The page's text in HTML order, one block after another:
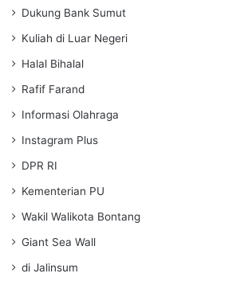
Dukung Bank Sumut
Kuliah di Luar Negeri
Halal Bihalal
Rafif Farand
Informasi Olahraga
Instagram Plus
DPR RI
Kementerian PU
Wakil Walikota Bontang
Giant Sea Wall
di Jalinsum